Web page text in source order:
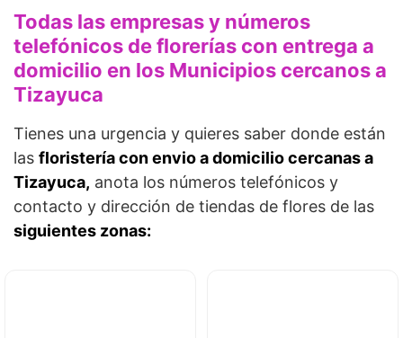
Todas las empresas y números
telefónicos de florerías con entrega a
domicilio en los Municipios cercanos a
Tizayuca
Tienes una urgencia y quieres saber donde están
las floristería con envio a domicilio cercanas a
Tizayuca, anota los números telefónicos y
contacto y dirección de tiendas de flores de las
siguientes zonas: